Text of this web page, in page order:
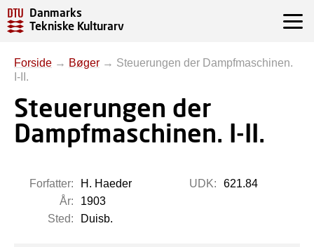
Danmarks
Tekniske Kulturarv
Forside → Bøger → Steuerungen der Dampfmaschinen.
I-II.
Steuerungen der
Dampfmaschinen. I-II.
Forfatter:
H. Haeder
År:
1903
Sted:
Duisb.
UDK: 621.84